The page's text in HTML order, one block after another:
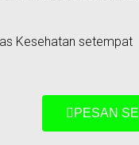
Kesehatan setempat
PESAN